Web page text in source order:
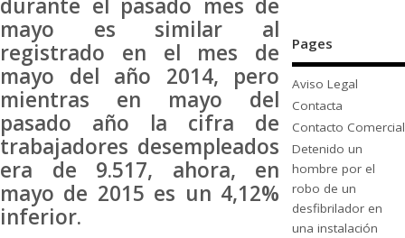
durante el pasado mes de
mayo es similar al
registrado en el mes de
mayo del año 2014, pero
mientras en mayo del
pasado año la cifra de
trabajadores desempleados
era de 9.517, ahora, en
mayo de 2015 es un 4,12%
inferior.
Pages
Aviso Legal
Contacta
Contacto Comercial
Detenido un
hombre por el
robo de un
desfibrilador en
una instalación